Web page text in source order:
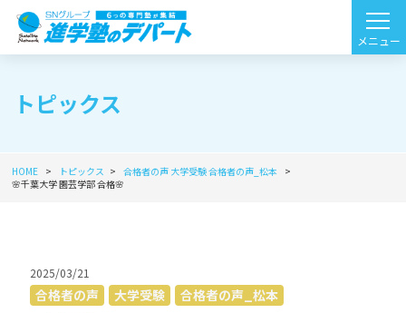
トピックス
HOME トピックス 合格者の声 大学受験合格者の声_松本
🌸千葉大学 園芸学部 合格🌸
2025/03/21
合格者の声 大学受験
合格者の声_松本